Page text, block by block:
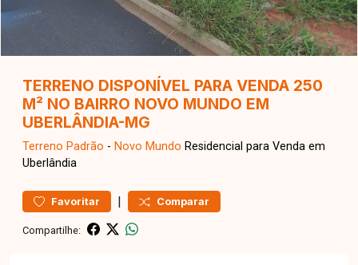
TERRENO DISPONÍVEL PARA VENDA 250
M² NO BAIRRO NOVO MUNDO EM
UBERLÂNDIA-MG
Terreno Padrão - Novo Mundo Residencial para Venda em
Uberlândia
Favoritar | Comparar
Compartilhe: